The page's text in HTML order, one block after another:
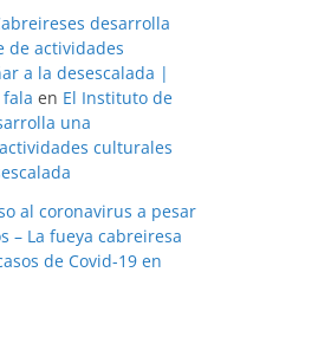
desarrolla
de actividades
a la desescalada |
en El Instituto de
una
culturales
al coronavirus a pesar
– La fueya cabreiresa
de Covid-19 en